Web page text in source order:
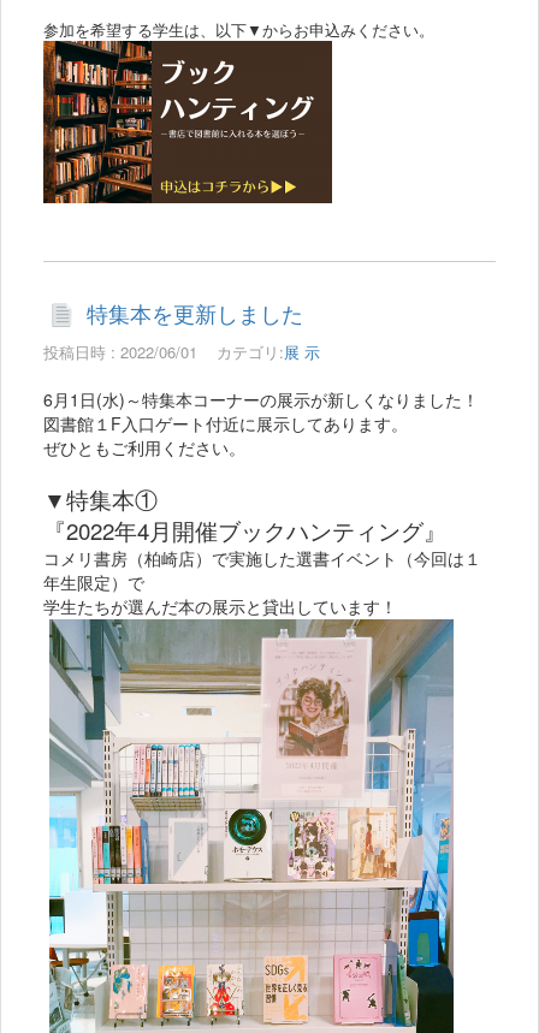
参加を希望する学生は、以下▼からお申込みください。
特集本を更新しました
投稿日時 : 2022/06/01 カテゴリ:展 示
6月1日(水)～特集本コーナーの展示が新しくなりました！
図書館１F入口ゲート付近に展示してあります。
ぜひともご利用ください。
▼特集本①
『2022年4月開催ブックハンティング』
コメリ書房（柏崎店）で実施した選書イベント（今回は１
年生限定）で
学生たちが選んだ本の展示と貸出しています！